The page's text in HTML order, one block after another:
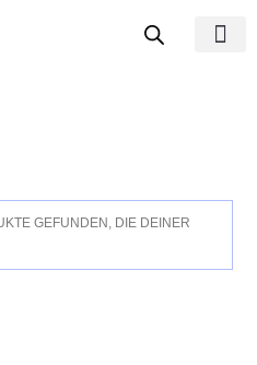
GEFUNDEN, DIE DEINER